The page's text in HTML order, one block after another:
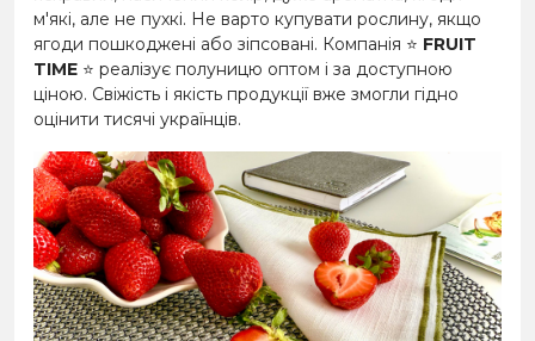
м'які, але не пухкі. Не варто купувати рослину, якщо
ягоди пошкоджені або зіпсовані. Компанія ⭐ FRUIT
TIME ⭐ реалізує полуницю оптом і за доступною
ціною. Свіжість і якість продукції вже змогли гідно
оцінити тисячі українців.